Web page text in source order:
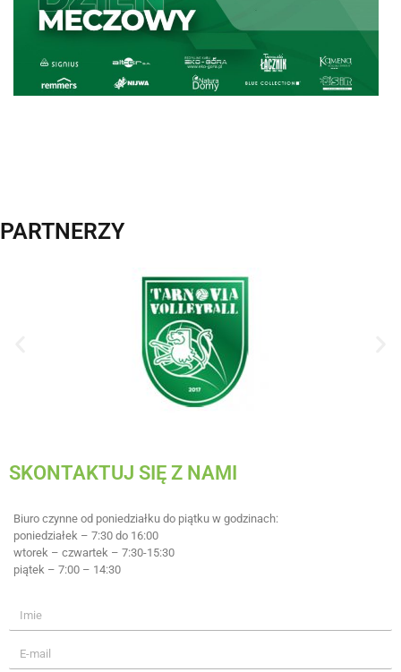
PARTNERZY
SKONTAKTUJ SIĘ Z NAMI
Biuro czynne od poniedziałku do piątku w godzinach:
poniedziałek – 7:30 do 16:00
wtorek – czwartek – 7:30-15:30
piątek – 7:00 – 14:30